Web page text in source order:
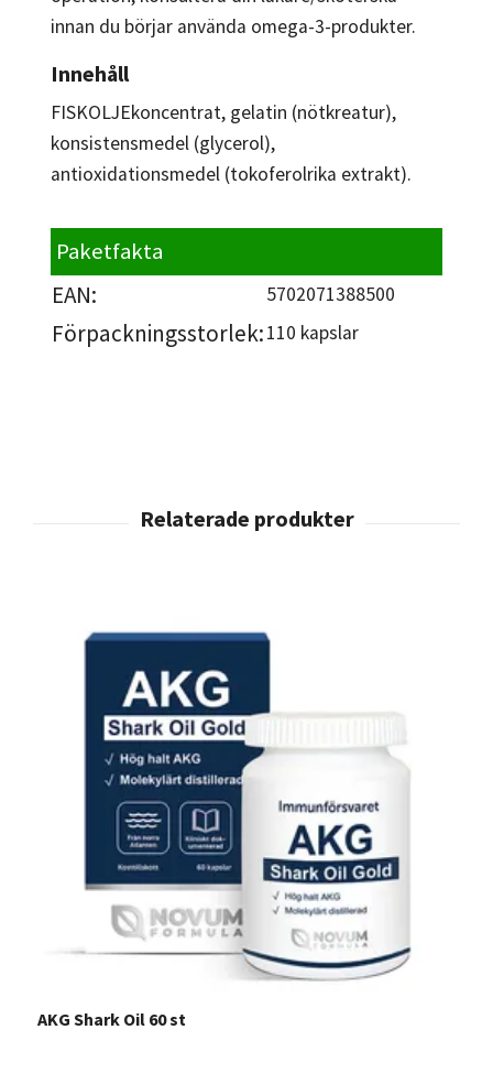
innan du börjar använda omega-3-produkter.
Innehåll
FISKOLJEkoncentrat, gelatin (nötkreatur),
konsistensmedel (glycerol),
antioxidationsmedel (tokoferolrika extrakt).
Paketfakta
EAN: 5702071388500
Förpackningsstorlek:110 kapslar
AKG Shark Oil 60 st